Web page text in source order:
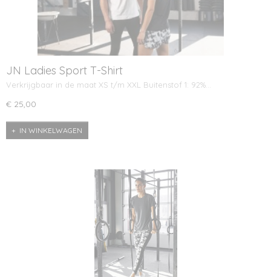
JN Ladies Sport T-Shirt
Verkrijgbaar in de maat XS t/m XXL Buitenstof 1: 92%…
€ 25,00
IN WINKELWAGEN